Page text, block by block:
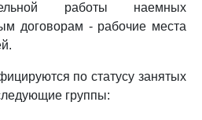
работы наемных
договорам - рабочие места
по статусу занятых
группы: